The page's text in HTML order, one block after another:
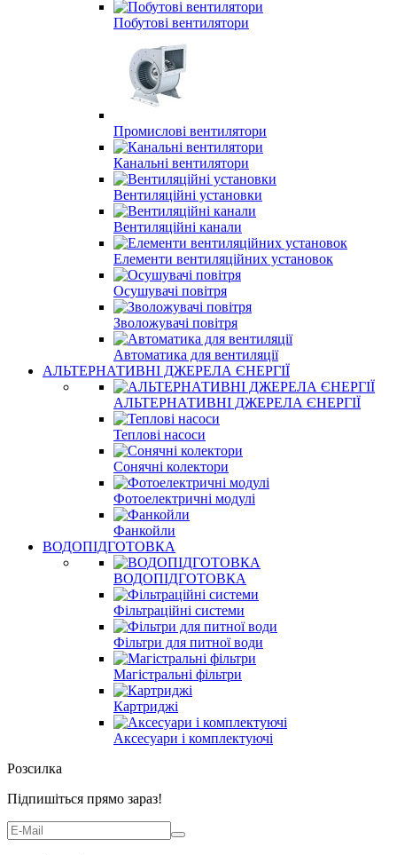
Побутові вентилятори
Промислові вентилятори
Канальні вентилятори
Вентиляційні установки
Вентиляційні канали
Елементи вентиляційних установок
Осушувачі повітря
Зволожувачі повітря
Автоматика для вентиляції
АЛЬТЕРНАТИВНІ ДЖЕРЕЛА ЄНЕРГІЇ
АЛЬТЕРНАТИВНІ ДЖЕРЕЛА ЄНЕРГІЇ
Теплові насоси
Сонячні колектори
Фотоелектричні модулі
Фанкойли
ВОДОПІДГОТОВКА
ВОДОПІДГОТОВКА
Фільтраційні системи
Фільтри для питної води
Магістральні фільтри
Картриджі
Аксесуари і комплектуючі
Розсилка
Підпишіться прямо зараз!